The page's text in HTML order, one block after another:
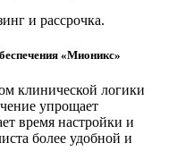
и рассрочка.
«Мионикс»
клинической логики
упрощает
время настройки и
более удобной и